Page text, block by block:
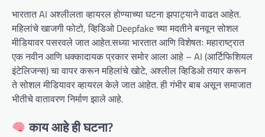
भारतात AI अश्लीलता व्हायरल होण्याच्या घटना झपाट्याने वाढत आहेत.
महिलांचे खाजगी फोटो, व्हिडिओ Deepfake च्या मदतीने बनवून सोशल
मीडियावर पसरवले जात आहेत.सध्या भारतात आणि विशेषतः महाराष्ट्रात
एक नवीन आणि धक्कादायक प्रकार समोर आला आहे – AI (आर्टिफिशियल
इंटेलिजन्स) चा वापर करून महिलांचे खोटे, अश्लील व्हिडिओ तयार करून
ते सोशल मीडियावर व्हायरल केले जात आहेत. ही गंभीर बाब असून समाजात
भीतीचे वातावरण निर्माण झाले आहे.
काय आहे ही घटना?